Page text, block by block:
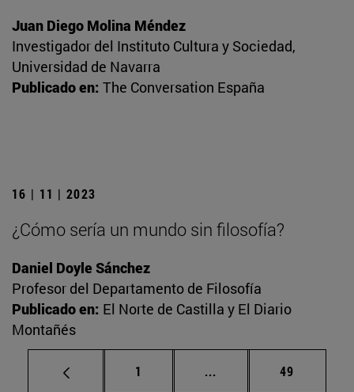
Juan Diego Molina Méndez
Investigador del Instituto Cultura y Sociedad,
Universidad de Navarra
Publicado en: The Conversation España
16 | 11 | 2023
¿Cómo sería un mundo sin filosofía?
Daniel Doyle Sánchez
Profesor del Departamento de Filosofía
Publicado en: El Norte de Castilla y El Diario
Montañés
Página
1 ... Páginas intermedias
Página
49